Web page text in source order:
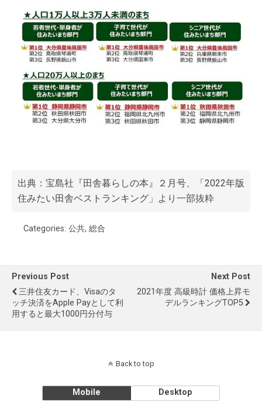
出典： 宝島社『田舎暮らしの本』２月号、「2022年版
住みたい田舎ベストランキング」 より一部抜粋
Categories: 公共, 総合
Previous Post
三井住友カード、Visaのタ
ッチ決済をApple Payとして利
用すると最大1000円分付与
Next Post
2021年度 高級時計 価格上昇モ
デルランキングTOP5
Back to top
Mobile Desktop